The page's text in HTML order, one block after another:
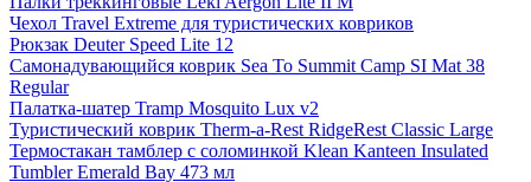
Чехол Travel Extreme для туристических ковриков
Рюкзак Deuter Speed Lite 12
Самонадувающийся коврик Sea To Summit Camp SI Mat 38
Regular
Палатка-шатер Tramp Mosquito Lux v2
Туристический коврик Therm-a-Rest RidgeRest Classic Large
Термостакан тамблер с соломинкой Klean Kanteen Insulated
Tumbler Emerald Bay 473 мл